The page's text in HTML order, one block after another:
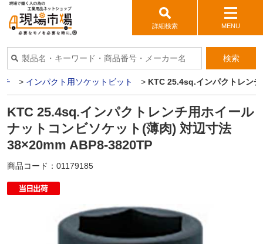
詳細検索 MENU
検索
チ > インパクト用ソケットビット > KTC 25.4sq.インパクトレン
KTC 25.4sq.インパクトレンチ用ホイール
ナットコンビソケット(薄肉) 対辺寸法
38×20mm ABP8-3820TP
商品コード： 01179185